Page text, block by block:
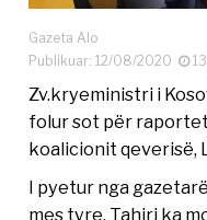
Gazeta Alo
Publikuar: 12/08/2020
Zv.kryeministri i
folur sot për
koalicionit qeverisë,
I pyetur nga
mes tyre, Tahiri ka